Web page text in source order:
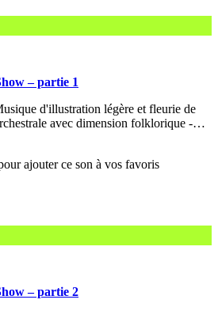
– partie 1
d'illustration légère et fleurie de
avec dimension folklorique -…
– partie 2